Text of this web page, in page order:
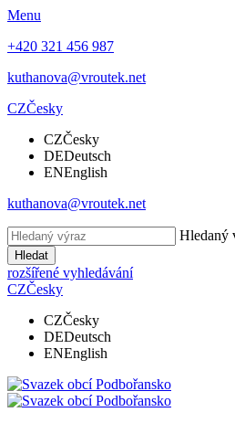
Menu
+420 321 456 987
kuthanova@vroutek.net
CZČesky
CZČesky
DEDeutsch
ENEnglish
kuthanova@vroutek.net
Hledaný
Hledat
rozšířené vyhledávání
CZČesky
CZČesky
DEDeutsch
ENEnglish